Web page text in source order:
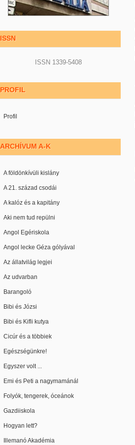
ISSN
ISSN 1339-5408
PROFIL
Profil
ARCHÍVUM A-K
A földönkívüli kislány
A 21. század csodái
A kalóz és a kapitány
Aki nem tud repülni
Angol Egériskola
Angol lecke Géza gólyával
Az állatvilág legjei
Az udvarban
Barangoló
Bibi és Józsi
Bibi és Kifli kutya
Cicúr és a többiek
Egészségünkre!
Egyszer volt ...
Emi és Peti a nagymamánál
Folyók, tengerek, óceánok
Gazdiiskola
Hogyan lett?
Illemanó Akadémia